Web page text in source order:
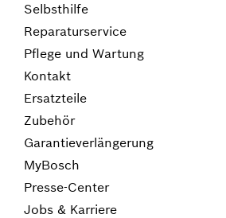
Selbsthilfe
Reparaturservice
Pflege und Wartung
Kontakt
Ersatzteile
Zubehör
Garantieverlängerung
MyBosch
Presse-Center
Jobs & Karriere